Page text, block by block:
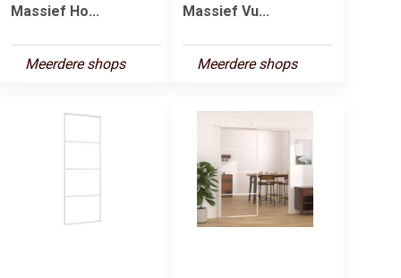
Massief Ho...
Meerdere shops
Massief Vu...
Meerdere shops